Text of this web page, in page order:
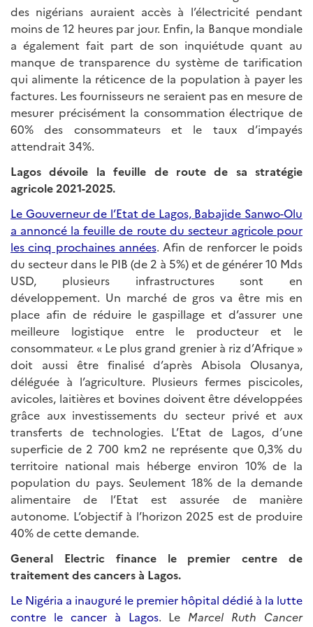
des nigérians auraient accès à l’électricité pendant
moins de 12 heures par jour. Enfin, la Banque mondiale
a également fait part de son inquiétude quant au
manque de transparence du système de tarification
qui alimente la réticence de la population à payer les
factures. Les fournisseurs ne seraient pas en mesure de
mesurer précisément la consommation électrique de
60% des consommateurs et le taux d’impayés
attendrait 34%.
Lagos dévoile la feuille de route de sa stratégie
agricole 2021-2025.
Le Gouverneur de l’Etat de Lagos, Babajide Sanwo-Olu
a annoncé la feuille de route du secteur agricole pour
les cinq prochaines années. Afin de renforcer le poids
du secteur dans le PIB (de 2 à 5%) et de générer 10 Mds
USD, plusieurs infrastructures sont en
développement. Un marché de gros va être mis en
place afin de réduire le gaspillage et d’assurer une
meilleure logistique entre le producteur et le
consommateur. « Le plus grand grenier à riz d’Afrique »
doit aussi être finalisé d’après Abisola Olusanya,
déléguée à l’agriculture. Plusieurs fermes piscicoles,
avicoles, laitières et bovines doivent être développées
grâce aux investissements du secteur privé et aux
transferts de technologies. L’Etat de Lagos, d’une
superficie de 2 700 km2 ne représente que 0,3% du
territoire national mais héberge environ 10% de la
population du pays. Seulement 18% de la demande
alimentaire de l’Etat est assurée de manière
autonome. L’objectif à l’horizon 2025 est de produire
40% de cette demande.
General Electric finance le premier centre de
traitement des cancers à Lagos.
Le Nigéria a inauguré le premier hôpital dédié à la lutte
contre le cancer à Lagos. Le Marcel Ruth Cancer